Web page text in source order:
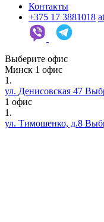
Контакты
+375 17 3881018
Выберите офис
Минск 1 офис
1.
ул. Денисовская 47
1 офис
1.
ул. Тимошенко, д.8